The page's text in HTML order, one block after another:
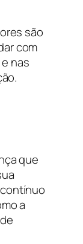
são
com
nas
que
a